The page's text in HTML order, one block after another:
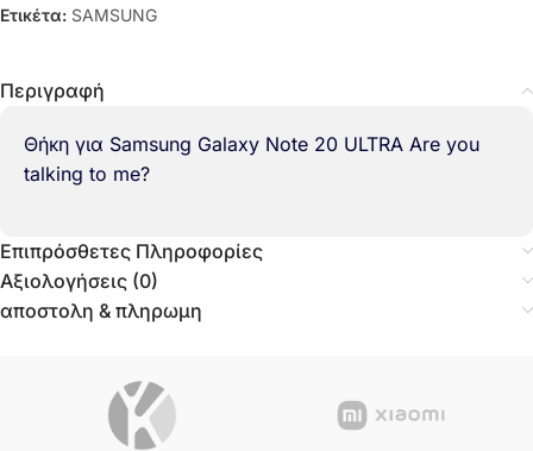
Ετικέτα: SAMSUNG
Περιγραφή
Θήκη για Samsung Galaxy Note 20 ULTRA Are you
talking to me?
Επιπρόσθετες Πληροφορίες
Αξιολογήσεις (0)
αποστολη & πληρωμη